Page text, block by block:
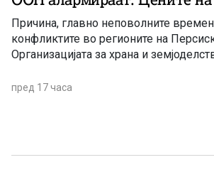
Причина, главно неповолните
конфликтите во регионите на
Организацијата за храна и
пред 17 часа